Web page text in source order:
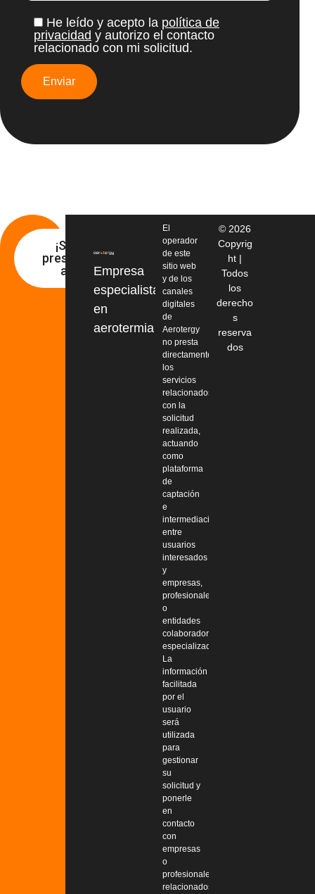
He leído y acepto la política de
privacidad y autorizo el contacto
relacionado con mi solicitud.
¡Solicita
presupuesto
ahora!Empresa
especialista
en
aerotermia
El
operador
de este
sitio web
y de los
canales
digitales
de
Aerotergy
no presta
directamente
los
servicios
relacionados
con la
solicitud
realizada,
actuando
como
plataforma
de
captación
e
intermediación
entre
usuarios
interesados
y
empresas,
profesionales
o
entidades
colaboradoras
especializadas.
La
información
facilitada
por el
usuario
será
utilizada
para
gestionar
su
solicitud y
ponerle
en
contacto
con
empresas
o
profesionales
relacionados
© 2026
Copyrig
ht |
Todos
los
derecho
s
reserva
dos